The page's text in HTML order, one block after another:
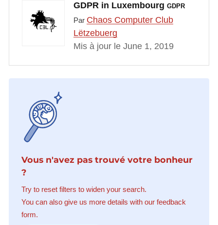
GDPR in Luxembourg GDPR
Par Chaos Computer Club
Lëtzebuerg
Mis à jour le June 1, 2019
Vous n'avez pas trouvé votre bonheur
?
Try to reset filters to widen your search.
You can also give us more details with our feedback
form.